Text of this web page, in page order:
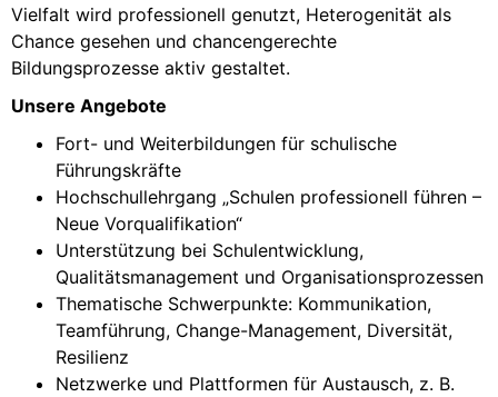
Vielfalt wird professionell genutzt, Heterogenität als
Chance gesehen und chancengerechte
Bildungsprozesse aktiv gestaltet.
Unsere Angebote
Fort- und Weiterbildungen für schulische
Führungskräfte
Hochschullehrgang „Schulen professionell führen –
Neue Vorqualifikation“
Unterstützung bei Schulentwicklung,
Qualitätsmanagement und Organisationsprozessen
Thematische Schwerpunkte: Kommunikation,
Teamführung, Change-Management, Diversität,
Resilienz
Netzwerke und Plattformen für Austausch, z. B.